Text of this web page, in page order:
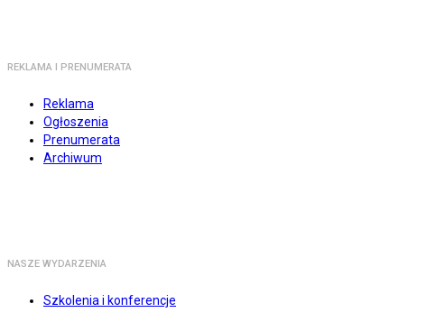
REKLAMA I PRENUMERATA
Reklama
Ogłoszenia
Prenumerata
Archiwum
NASZE WYDARZENIA
Szkolenia i konferencje